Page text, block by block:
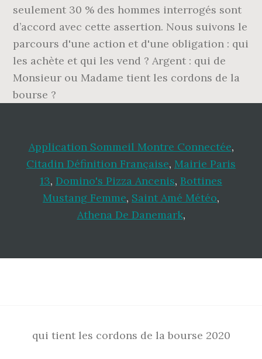
seulement 30 % des hommes interrogés sont
d’accord avec cette assertion. Nous suivons le
parcours d'une action et d'une obligation : qui
les achète et qui les vend ? Argent : qui de
Monsieur ou Madame tient les cordons de la
bourse ?
Application Sommeil Montre Connectée,
Citadin Définition Française, Mairie Paris
13, Domino's Pizza Ancenis, Bottines
Mustang Femme, Saint Amé Météo,
Athena De Danemark,
qui tient les cordons de la bourse 2020